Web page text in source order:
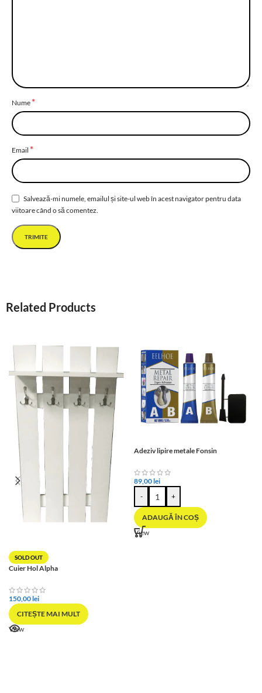
Nume *
Email *
Salvează-mi numele, emailul și site-ul web în acest navigator pentru data
viitoare când o să comentez.
Related Products
SOLD OUT
Cuier Hol Alpha
150,00lei
CITEȘTE MAI MULT
View
Adeziv lipire metale Fonsin
89,00lei
-
+
ADAUGĂ ÎN COȘ
View